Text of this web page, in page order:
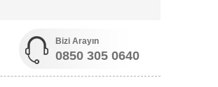
Bizi Arayın
0850 305 0640